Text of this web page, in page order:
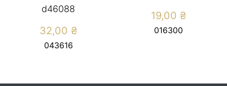
d46088
32,00 ₴
043616
19,00 ₴
016300